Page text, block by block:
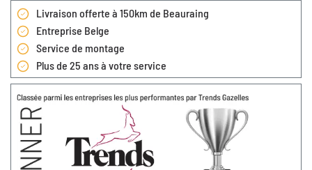
Livraison offerte à 150km de Beauraing
Entreprise Belge
Service de montage
Plus de 25 ans à votre service